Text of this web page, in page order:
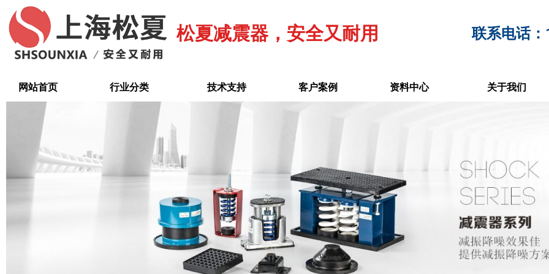
至
松夏减震器，安全又耐用 联系电话
网站首页 行业分类 技术支持 客户案例 资料中心 关于我们